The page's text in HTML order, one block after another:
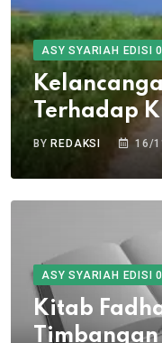
ASY SYARIAH EDISI
Terhadap
BYREDAKSI 16/
ASY SYARIAH EDISI
Kitab